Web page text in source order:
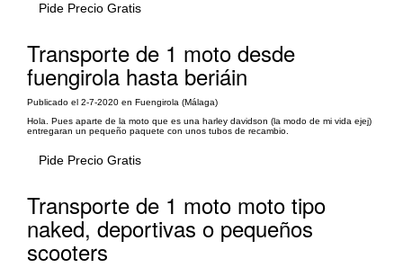
Pide Precio Gratis
Transporte de 1 moto desde
fuengirola hasta beriáin
Publicado el 2-7-2020 en Fuengirola (Málaga)
Hola. Pues aparte de la moto que es una harley davidson (la modo de mi vida ejej)
entregaran un pequeño paquete con unos tubos de recambio.
Pide Precio Gratis
Transporte de 1 moto moto tipo
naked, deportivas o pequeños
scooters